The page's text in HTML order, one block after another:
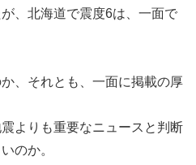
、北海道で震度6は、一面で
、それとも、一面に掲載の厚
よりも重要なニュースと判断
のか。